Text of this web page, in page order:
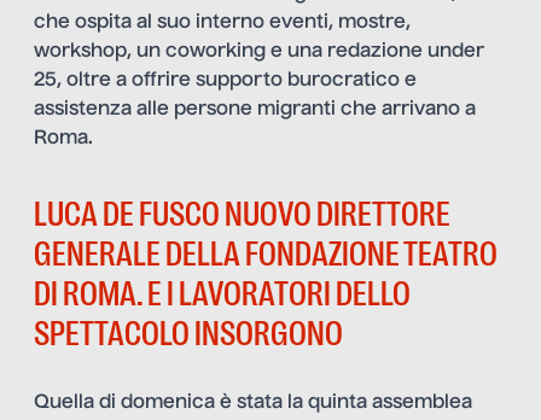
che ospita al suo interno eventi, mostre,
workshop, un coworking e una redazione under
25, oltre a offrire supporto burocratico e
assistenza alle persone migranti che arrivano a
Roma.
LUCA DE FUSCO NUOVO DIRETTORE
GENERALE DELLA FONDAZIONE TEATRO
DI ROMA. E I LAVORATORI DELLO
SPETTACOLO INSORGONO
Quella di domenica è stata la quinta assemblea